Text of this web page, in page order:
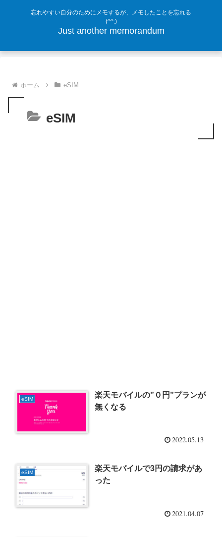
忘れやすい自分のためにメモするが、メモしたことを忘れる
(^^;)
Just another memorandum
ホーム eSIM
eSIM
eSIM
楽天モバイルの”０円”プランが
無くなる
2022.05.13
eSIM
楽天モバイルで3円の請求があ
った
2021.04.07